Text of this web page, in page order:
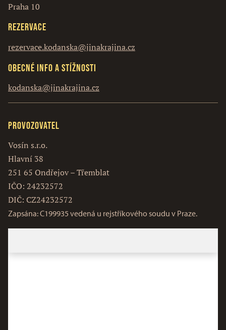
Praha 10
Rezervace
rezervace.kodanska@jinakrajina.cz
Obecné info a stížnosti
kodanska@jinakrajina.cz
Provozovatel
Vosín s.r.o.
Hlavní 38
251 65 Ondřejov – Třemblat
IČO: 24232572
DIČ: CZ24232572
Zapsána: C199935 vedená u rejstříkového soudu v Praze.